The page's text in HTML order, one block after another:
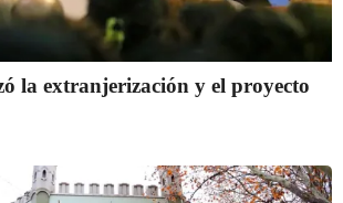
la extranjerización y el proyecto